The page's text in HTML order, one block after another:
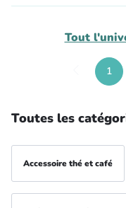
Tout
1
Toutes les
Accessoire thé et café